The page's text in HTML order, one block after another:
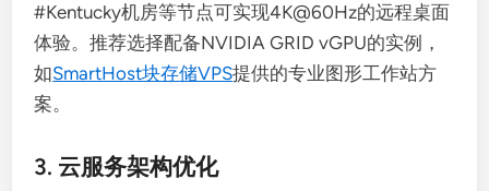
#Kentucky机房等节点可实现4K@60Hz的远程桌面
体验。推荐选择配备NVIDIA GRID vGPU的实例，
如SmartHost块存储VPS提供的专业图形工作站方
案。
3. 云服务架构优化